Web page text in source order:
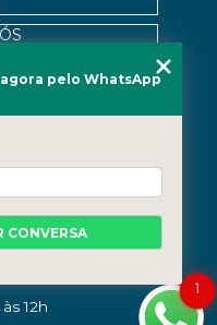
13h às 17h30
12h
1
agora pelo WhatsApp
CONVERSA